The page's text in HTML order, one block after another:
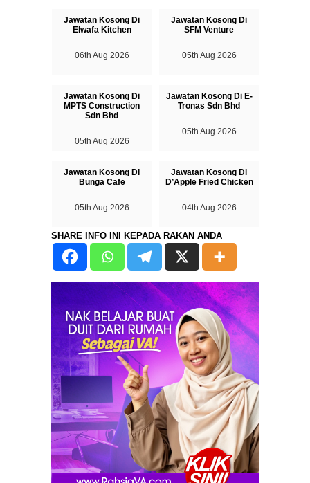
Jawatan Kosong Di
Elwafa Kitchen
06th Aug 2026
Jawatan Kosong Di
SFM Venture
05th Aug 2026
Jawatan Kosong Di
MPTS Construction
Sdn Bhd
05th Aug 2026
Jawatan Kosong Di E-
Tronas Sdn Bhd
05th Aug 2026
Jawatan Kosong Di
Bunga Cafe
05th Aug 2026
Jawatan Kosong Di
D’Apple Fried Chicken
04th Aug 2026
SHARE INFO INI KEPADA RAKAN ANDA